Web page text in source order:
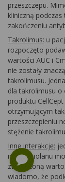
przeszczepu.
kliniczną
zakończeniu
Takrolimus: u
rozpoczęto
wartości AUC i
nie zostały
takrolimusu.
dla takrolimusu o
produktu
otrzymującym
przeszczepieniu
stężenie
Inne interakcje:
mykofenolanu
zwiększoną
wiadomo, że